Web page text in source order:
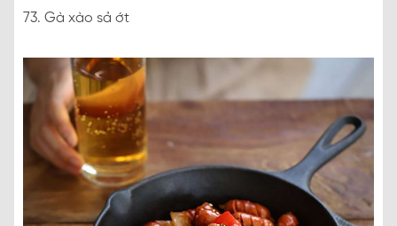
73. Gà xào sả ớt